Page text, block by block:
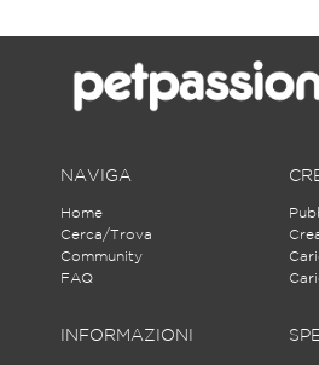
NAVIGA
Home
Cerca/Trova
Community
FAQ
INFORMAZIONI